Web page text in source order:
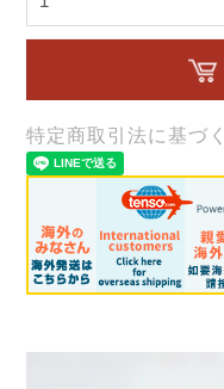
特定商取引法に基づ